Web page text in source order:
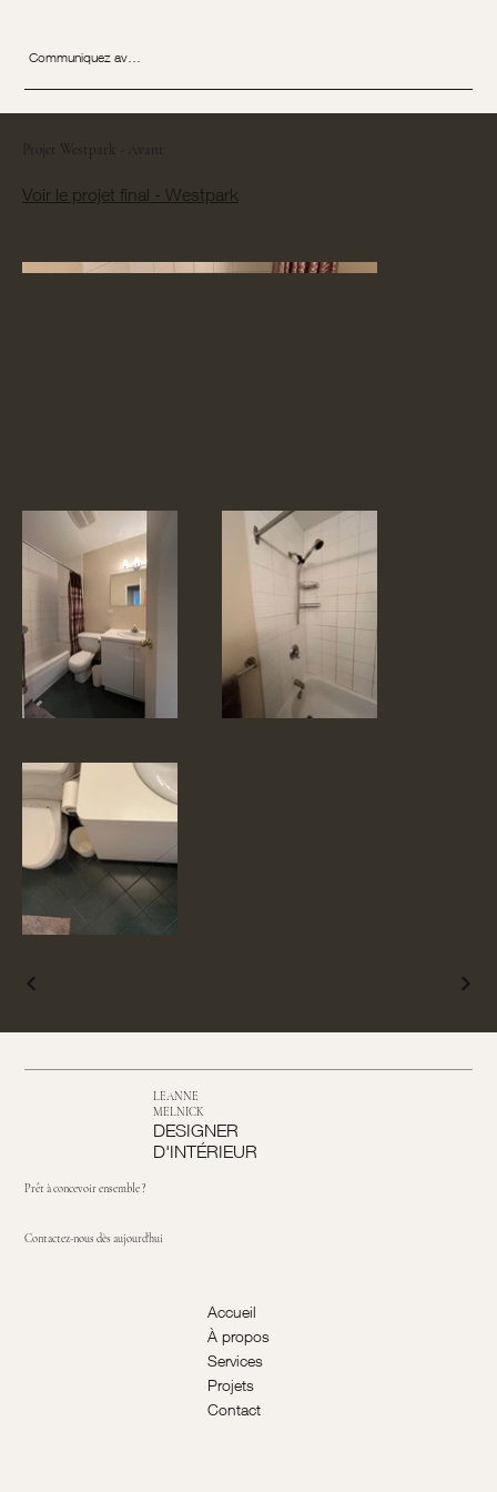
Projet Westpark - Avant
Voir le projet final - Westpark
LEANNE
MELNICK
DESIGNER
D'INTÉRIEUR
Prêt à concevoir ensemble ?
Contactez-nous dès aujourd'hui
Accueil
À propos
Services
Projets
Contact